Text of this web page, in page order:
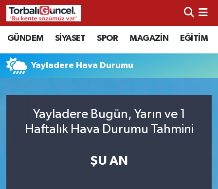
GÜNDEM SİYASET SPOR MAGAZİN EĞİTİM
Yayladere Hava Durumu
Yayladere Bugün, Yarın ve 1
Haftalık Hava Durumu Tahmini
ŞU AN
İzmir Nöbetçi Eczaneler
İzmir Hava Durumu
İzmir Trafik Yoğunluk Haritası
Süper Lig Puan Durumu ve Fikstür